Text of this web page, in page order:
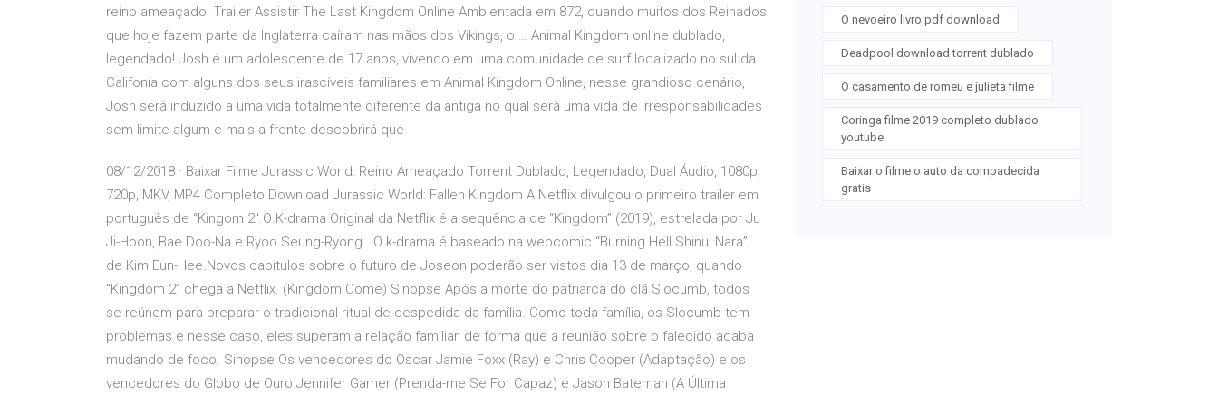
reino ameaçado. Trailer Assistir The Last Kingdom Online Ambientada em 872, quando muitos dos Reinados
que hoje fazem parte da Inglaterra caíram nas mãos dos Vikings, o … Animal Kingdom online dublado,
legendado! Josh é um adolescente de 17 anos, vivendo em uma comunidade de surf localizado no sul da
Califonia com alguns dos seus irascíveis familiares em Animal Kingdom Online, nesse grandioso cenário,
Josh será induzido a uma vida totalmente diferente da antiga no qual será uma vida de irresponsabilidades
sem limite algum e mais a frente descobrirá que
08/12/2018 · Baixar Filme Jurassic World: Reino Ameaçado Torrent Dublado, Legendado, Dual Áudio, 1080p,
720p, MKV, MP4 Completo Download Jurassic World: Fallen Kingdom A Netflix divulgou o primeiro trailer em
português de “Kingom 2″.O K-drama Original da Netflix é a sequência de “Kingdom” (2019), estrelada por Ju
Ji-Hoon, Bae Doo-Na e Ryoo Seung-Ryong.. O k-drama é baseado na webcomic “Burning Hell Shinui Nara”,
de Kim Eun-Hee.Novos capítulos sobre o futuro de Joseon poderão ser vistos dia 13 de março, quando
“Kingdom 2” chega a Netflix. (Kingdom Come) Sinopse Após a morte do patriarca do clã Slocumb, todos
se reúnem para preparar o tradicional ritual de despedida da família. Como toda família, os Slocumb tem
problemas e nesse caso, eles superam a relação familiar, de forma que a reunião sobre o falecido acaba
mudando de foco. Sinopse Os vencedores do Oscar Jamie Foxx (Ray) e Chris Cooper (Adaptação) e os
vencedores do Globo de Ouro Jennifer Garner (Prenda-me Se For Capaz) e Jason Bateman (A Última
O nevoeiro livro pdf download
Deadpool download torrent dublado
O casamento de romeu e julieta filme
Coringa filme 2019 completo dublado
youtube
Baixar o filme o auto da compadecida
gratis